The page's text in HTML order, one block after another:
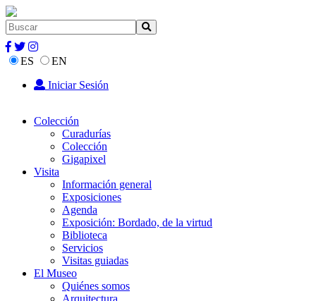
ES
EN
Iniciar Sesión
Colección
Curadurías
Colección
Gigapixel
Visita
Información general
Exposiciones
Agenda
Exposición: Bordado, de la virtud
Biblioteca
Servicios
Visitas guiadas
El Museo
Quiénes somos
Arquitectura